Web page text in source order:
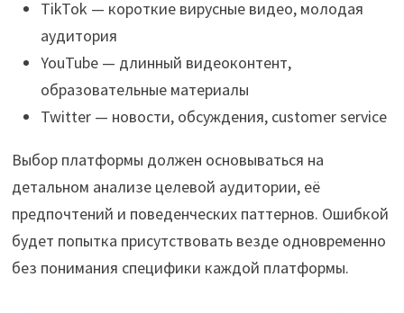
TikTok — короткие вирусные видео, молодая
аудитория
YouTube — длинный видеоконтент,
образовательные материалы
Twitter — новости, обсуждения, customer service
Выбор платформы должен основываться на
детальном анализе целевой аудитории, её
предпочтений и поведенческих паттернов. Ошибкой
будет попытка присутствовать везде одновременно
без понимания специфики каждой платформы.